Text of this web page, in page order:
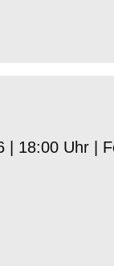
| 18:00 Uhr |